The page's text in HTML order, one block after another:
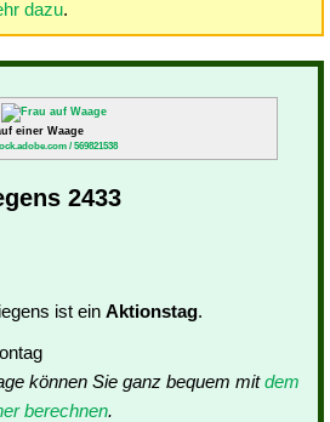
dazu.
einer Waage
/ 569821538
2433
ist ein Aktionstag.
können Sie ganz bequem mitdem
berechnen.